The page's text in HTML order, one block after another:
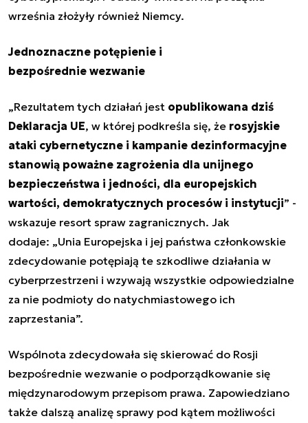
września złożyły również Niemcy.
Jednoznaczne potępienie i
bezpośrednie wezwanie
„Rezultatem tych działań jest opublikowana dziś
Deklaracja UE, w której podkreśla się, że rosyjskie
ataki cybernetyczne i kampanie dezinformacyjne
stanowią poważne zagrożenia dla unijnego
bezpieczeństwa i jedności, dla europejskich
wartości, demokratycznych procesów i instytucji” -
wskazuje resort spraw zagranicznych. Jak
dodaje: „Unia Europejska i jej państwa członkowskie
zdecydowanie potępiają te szkodliwe działania w
cyberprzestrzeni i wzywają wszystkie odpowiedzialne
za nie podmioty do natychmiastowego ich
zaprzestania”.
Wspólnota zdecydowała się skierować do Rosji
bezpośrednie wezwanie o podporządkowanie się
międzynarodowym przepisom prawa. Zapowiedziano
także dalszą analizę sprawy pod kątem możliwości